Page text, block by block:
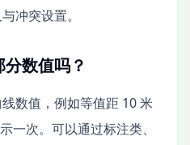
冲突设置。
数值吗？
数值，例如等值距 10 米
一次。可以通过标注类、